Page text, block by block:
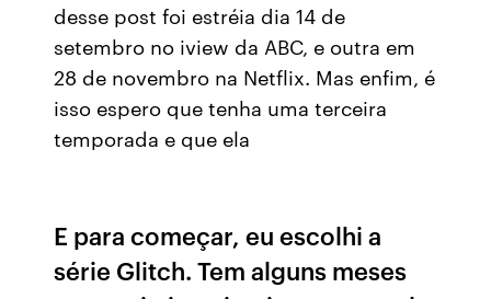
desse post foi estréia dia 14 de
setembro no iview da ABC, e outra em
28 de novembro na Netflix. Mas enfim, é
isso espero que tenha uma terceira
temporada e que ela
E para começar, eu escolhi a
série Glitch. Tem alguns meses